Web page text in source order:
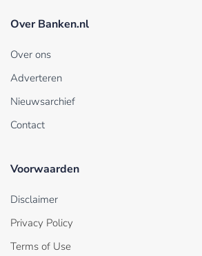
Over Banken.nl
Over ons
Adverteren
Nieuwsarchief
Contact
Voorwaarden
Disclaimer
Privacy Policy
Terms of Use